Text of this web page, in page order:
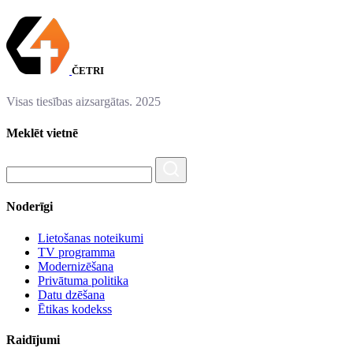
ČETRI
Visas tiesības aizsargātas. 2025
Meklēt vietnē
Noderīgi
Lietošanas noteikumi
TV programma
Modernizēšana
Privātuma politika
Datu dzēšana
Ētikas kodekss
Raidījumi